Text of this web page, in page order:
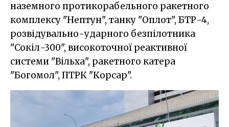
наземного протикорабельного ракетного
комплексу "Нептун", танку "Оплот", БТР-4,
розвідувально-ударного безпілотника
"Сокіл-300", високоточної реактивної
системи "Вільха", ракетного катера
"Богомол", ПТРК "Корсар".